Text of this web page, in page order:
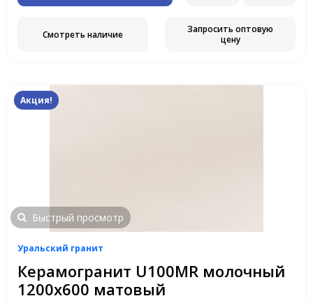
Смотреть наличие
Запросить оптовую
цену
Акция!
Быстрый просмотр
Уральский гранит
Керамогранит U100MR молочный
1200х600 матовый